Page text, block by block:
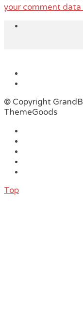
your comment data
© Copyright
ThemeGoods
Top